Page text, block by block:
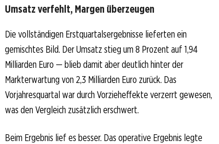
Umsatz verfehlt, Margen überzeugen
Die vollständigen Erstquartalsergebnisse lieferten ein
gemischtes Bild. Der Umsatz stieg um 8 Prozent auf 1,94
Milliarden Euro — blieb damit aber deutlich hinter der
Markterwartung von 2,3 Milliarden Euro zurück. Das
Vorjahresquartal war durch Vorzieheffekte verzerrt gewesen,
was den Vergleich zusätzlich erschwert.
Beim Ergebnis lief es besser. Das operative Ergebnis legte